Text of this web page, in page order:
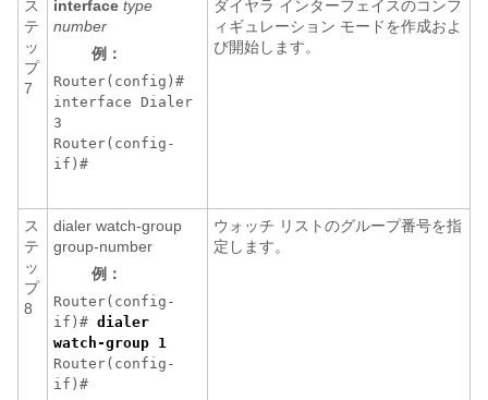
ス
テ
ッ
プ
7
interface type
number
例：
Router(config)#
interface Dialer
3
Router(config-
if)#
ダイヤラ インターフェイスのコンフ
ィギュレーション モードを作成およ
び開始します。
ス
テ
ッ
プ
8
dialer watch-group
group-number
例：
Router(config-
if)# dialer
watch-group 1
Router(config-
if)#
ウォッチ リストのグループ番号を指
定します。